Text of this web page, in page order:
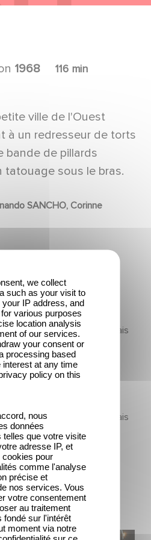
1968 116 min
ville de l'Ouest
à un redresseur de torts
bande de pillards
tatouage sous le bras.
dans cette section mais
bientôt
dans cette section mais
bientôt
date de sortie pour le nouveau
we collect
such as your visit to
IP address, and
various purposes
location analysis
of our services.
your consent or
processing based
interest at any time
policy on this
nous
données
telles que votre visite
adresse IP, et
cookies pour
comme l'analyse
précise et
nos services. Vous
votre consentement
au traitement
fondé sur l'intérêt
moment via notre